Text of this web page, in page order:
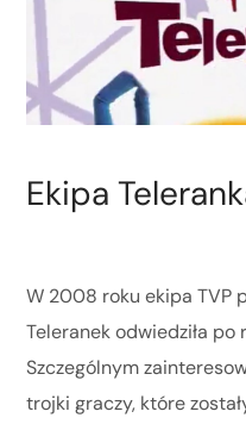
Ekipa
W 2008 roku ekipa TVP
Teleranek odwiedziła po
Szczególnym
trojki graczy, które